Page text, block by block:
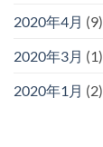
2020年4月 (9)
2020年3月 (1)
2020年1月 (2)